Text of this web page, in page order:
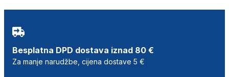
Besplatna DPD dostava iznad 80 €
Za manje narudžbe, cijena dostave 5 €